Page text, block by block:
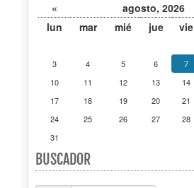
Trámites
« agosto, 2026
lun
mar mié jue vie
3
4 5 6 7
10
11 12 13 14
17
18 19 20 21
24
25 26 27 28
31
BUSCADOR